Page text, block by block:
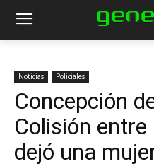
Noticias Policiales
Concepción
Colisión
dejó una